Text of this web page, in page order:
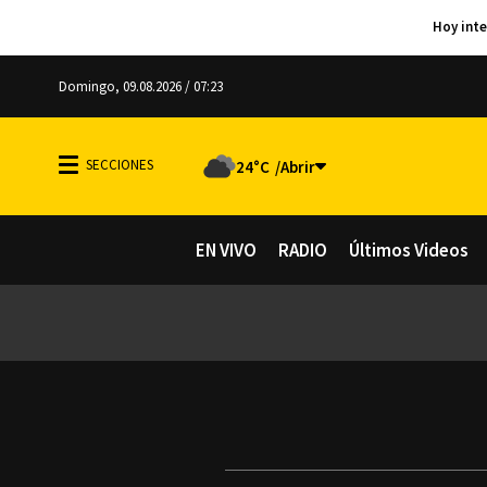
Domingo, 09.08.2026 / 07:23
24°C
EN VIVO RADIO Últimos Videos